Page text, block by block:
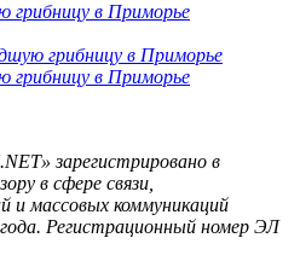
грибницу в Приморье
грибницу в Приморье
зарегистрировано в
в сфере связи,
и массовых коммуникаций
Регистрационный номер ЭЛ